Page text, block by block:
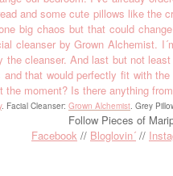
and some cute pillows like the
big chaos but that could
cleanser by Grown Alchemist.
the cleanser. And last but not
that would perfectly fit with
the moment? Is there anything
. Facial Cleanser: Grown Alchemist. Grey
Follow Pieces of
Facebook // Bloglovin´ //